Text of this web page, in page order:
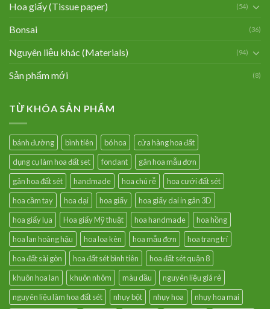
Hoa giấy (Tissue paper) (54)
Bonsai (36)
Nguyên liệu khác (Materials) (94)
Sản phẩm mới (8)
TỪ KHÓA SẢN PHẨM
bánh đường bình tiên bó hoa
cửa hàng hoa đất
dụng cụ làm hoa đất set
fondant
gân hoa mẫu đơn
gân hoa đất sét
handmade hoa chú rễ
hoa cưới đất sét
hoa cầm tay
hoa dại hoa giấy
hoa giấy dai in gân 3D
hoa giấy lụa
Hoa giấy Mỹ thuật hoa handmade
hoa hồng
hoa lan hoàng hậu
hoa loa kèn hoa mẫu đơn
hoa trang trí
hoa đất sài gòn
hoa đất sét bình tiên
hoa đất sét quận 8
khuôn hoa lan
khuôn nhôm màu dầu
nguyên liệu giá rẻ
nguyên liệu làm hoa đất sét
nhụy bột nhụy hoa nhụy hoa mai